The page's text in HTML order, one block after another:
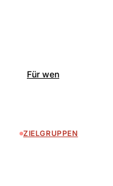
Für wen
ZIELGRUPPEN